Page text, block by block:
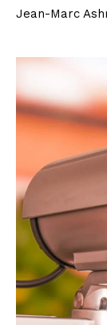
Jean-Marc